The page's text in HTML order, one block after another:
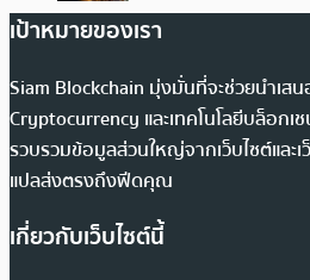
เป้าหมายของเรา
Siam Blockchain มุ่งมั่นที่จะช่วยนำเส
Cryptocurrency และเทคโนโลยีบล็อกเ
รวบรวมข้อมูลส่วนใหญ่จากเว็บไซต์และ
แปลส่งตรงถึงฟีดคุณ
เกี่ยวกับเว็บไซต์นี้